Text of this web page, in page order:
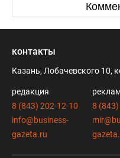
контакты
Казань, Лобачевского 10,
редакция
8 (843) 202-12-10
info@business-
gazeta.ru
8